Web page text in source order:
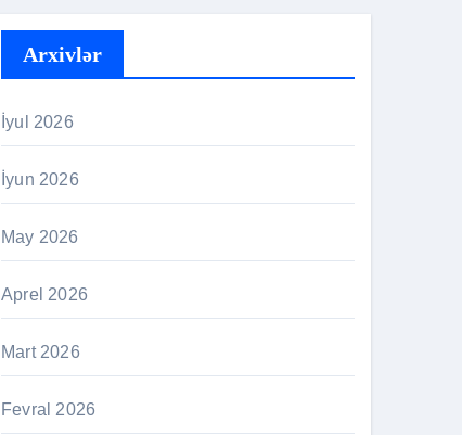
Arxivlər
İyul 2026
İyun 2026
May 2026
Aprel 2026
Mart 2026
Fevral 2026